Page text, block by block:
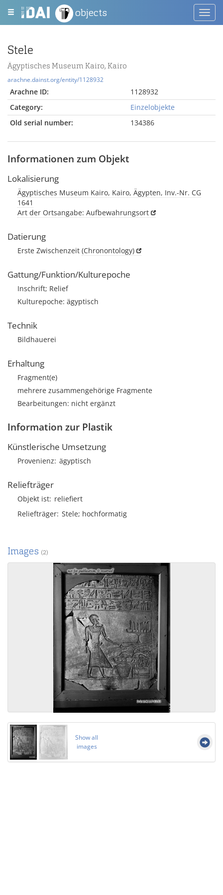
objects
Stele
Ägyptisches Museum Kairo, Kairo
arachne.dainst.org/entity/1128932
Arachne ID:
1128932
Category:
Einzelobjekte
Old serial number:
134386
Informationen zum Objekt
Lokalisierung
Ägyptisches Museum Kairo, Kairo, Ägypten, Inv.-Nr. CG
1641
Art der Ortsangabe: Aufbewahrungsort
Datierung
Erste Zwischenzeit (Chronontology)
Gattung/Funktion/Kulturepoche
Inschrift; Relief
Kulturepoche: ägyptisch
Technik
Bildhauerei
Erhaltung
Fragment(e)
mehrere zusammengehörige Fragmente
Bearbeitungen: nicht ergänzt
Information zur Plastik
Künstlerische Umsetzung
Provenienz ägyptisch
Reliefträger
Objekt ist reliefiert
Reliefträger Stele; hochformatig
Images (2)
Show all
images